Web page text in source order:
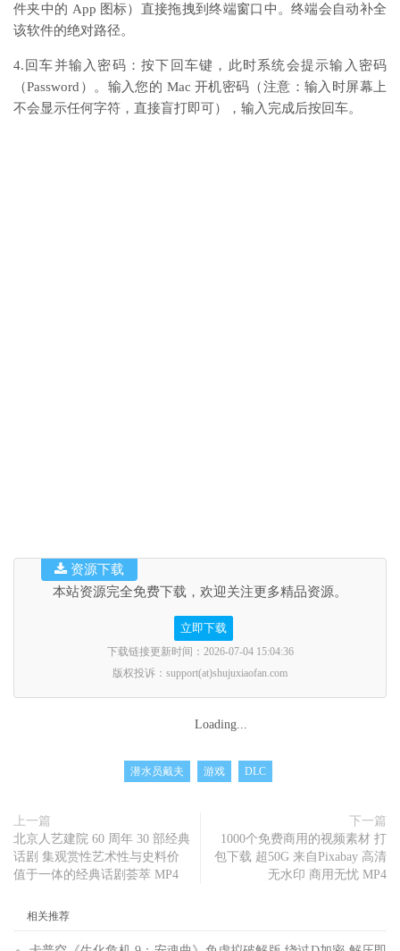
件夹中的 App 图标）直接拖拽到终端窗口中。终端会自动补全
该软件的绝对路径。
4.回车并输入密码：按下回车键，此时系统会提示输入密码
（Password）。输入您的 Mac 开机密码（注意：输入时屏幕上
不会显示任何字符，直接盲打即可），输入完成后按回车。
本站资源完全免费下载，欢迎关注更多精品资源。
立即下载
下载链接更新时间：2026-07-04 15:04:36
版权投诉：support(at)shujuxiaofan.com
资源下载
Loading...
潜水员戴夫 游戏 DLC
上一篇
北京人艺建院 60 周年 30 部经典
话剧 集观赏性艺术性与史料价
值于一体的经典话剧荟萃 MP4
下一篇
1000个免费商用的视频素材 打
包下载 超50G 来自Pixabay 高清
无水印 商用无忧 MP4
相关推荐